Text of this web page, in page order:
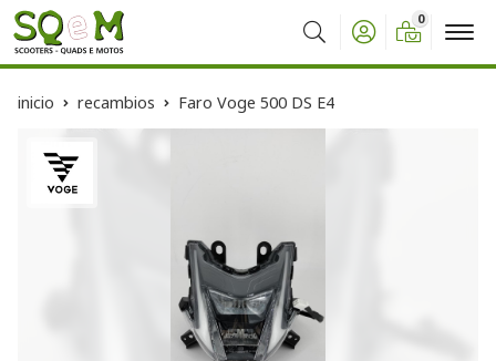
Buscar
0
inicio recambios Faro Voge 500 DS E4